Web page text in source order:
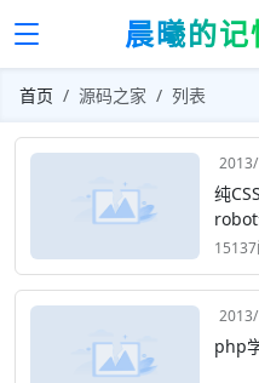
晨曦的
首页 源码之家 列表
纯
php